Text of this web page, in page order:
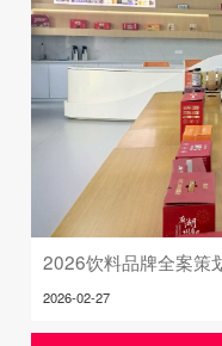
2026饮料品牌全案策
2026-02-27